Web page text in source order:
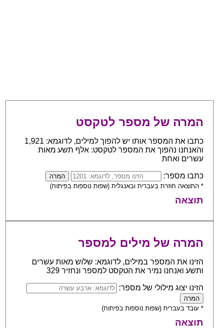
המרה של מספר לטקסט
כתבו את המספר אותו יש להפוך למילים, לדוגמא: 1,921
והאנחנו נהפוך את המספר לטקסט: אלף תשע מאות
עשרים ואחת
כתבו מספר:
* התוצאה חוזרת בעברית ובאנגלית (שפות נוספות בפיתוח)
תוצאה
המרה של מילים למספר
הזינו את המספר במילים, לדוגמא: שלוש מאות עשרים
ותשע ואנחנו נמיר את הטקסט למספר ונחזיר 329
הזינו יצוג מילולי של מספר:
* עובד בעברית (שפות נוספות בפיתוח)
תוצאה